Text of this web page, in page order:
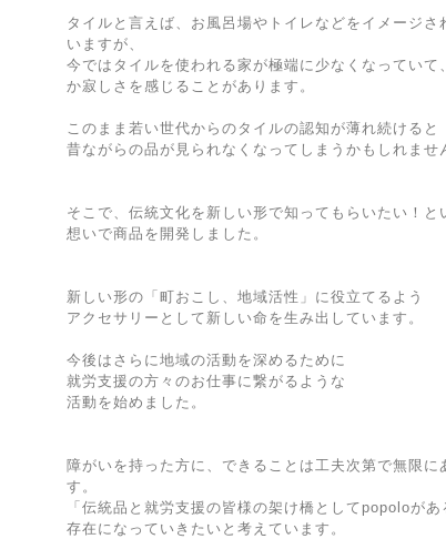
タイルと言えば、お風呂場やトイレなどをイメージさ
いますが、
今ではタイルを使われる家が極端に少なくなっていて
か寂しさを感じることがあります。
このまま若い世代からのタイルの認知が薄れ続けると
昔ながらの品が見られなくなってしまうかもしれませ
そこで、伝統文化を新しい形で知ってもらいたい！と
想いで商品を開発しました。
新しい形の「町おこし、地域活性」に役立てるよう
アクセサリーとして新しい命を生み出しています。
今後はさらに地域の活動を深めるために
就労支援の方々のお仕事に繋がるような
活動を始めました。
障がいを持った方に、できることは工夫次第で無限に
す。
「伝統品と就労支援の皆様の架け橋としてpopoloが
存在になっていきたいと考えています。